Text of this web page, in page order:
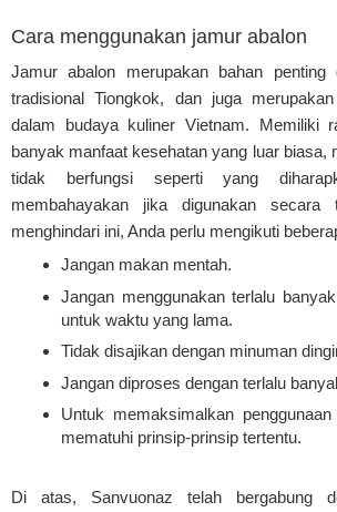
Cara menggunakan jamur abalon
Jamur abalon merupakan bahan penting
tradisional Tiongkok, dan juga
dalam budaya kuliner Vietnam. Memiliki
banyak manfaat kesehatan yang luar biasa,
tidak berfungsi seperti yang
membahayakan jika digunakan secara
menghindari ini, Anda perlu mengikuti
Jangan makan mentah.
Jangan menggunakan terlalu
untuk waktu yang lama.
Tidak disajikan dengan minuman
Jangan diproses dengan terlalu
Untuk memaksimalkan
mematuhi prinsip-prinsip tertentu.
Di atas, Sanvuonaz telah bergabung